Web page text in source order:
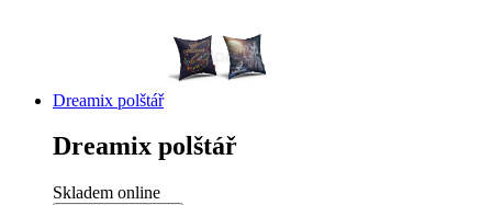
Dreamix polštář
Dreamix polštář
Skladem online